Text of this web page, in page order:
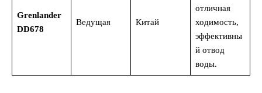
Grenlander
DD678
Ведущая Китай
отличная
ходимость,
эффективны
й отвод
воды.